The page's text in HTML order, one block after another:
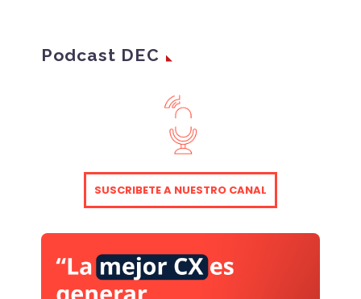
vez mayores
expectativas que los
de los asistentes de
conversación. Los
asistentes de
para quedarse, y dada
su rápida evolución, los
Si cumplen con estas
expectativas
Podcast DEC
SUSCRIBETE A NUESTRO CANAL